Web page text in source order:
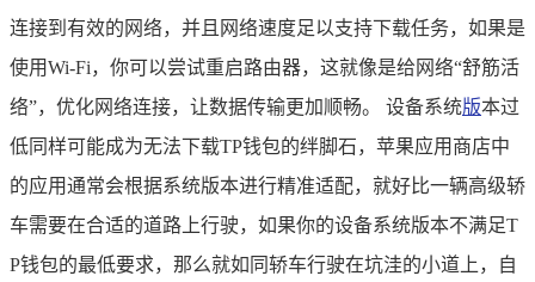
连接到有效的网络，并且网络速度足以支持下载任务，如果是
使用Wi-Fi，你可以尝试重启路由器，这就像是给网络“舒筋活
络”，优化网络连接，让数据传输更加顺畅。 设备系统版本过
低同样可能成为无法下载TP钱包的绊脚石，苹果应用商店中
的应用通常会根据系统版本进行精准适配，就好比一辆高级轿
车需要在合适的道路上行驶，如果你的设备系统版本不满足T
P钱包的最低要求，那么就如同轿车行驶在坑洼的小道上，自